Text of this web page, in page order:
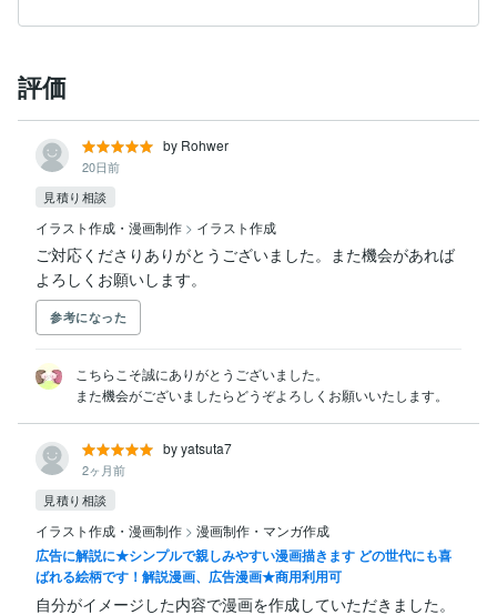
評価
by Rohwer
20日前
見積り相談
イラスト作成・漫画制作 > イラスト作成
ご対応くださりありがとうございました。また機会があれば
よろしくお願いします。
参考になった
こちらこそ誠にありがとうございました。
また機会がございましたらどうぞよろしくお願いいたします。
by yatsuta7
2ヶ月前
見積り相談
イラスト作成・漫画制作 > 漫画制作・マンガ作成
広告に解説に★シンプルで親しみやすい漫画描きます どの世代にも喜
ばれる絵柄です！解説漫画、広告漫画★商用利用可
自分がイメージした内容で漫画を作成していただきました。